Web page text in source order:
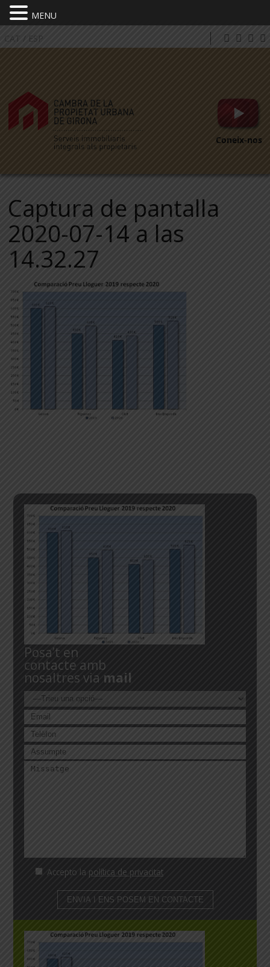
CAT / ESP
Coneix-nos
Captura de pantalla
2020-07-14 a las
14.32.27
Posa’t en
contacte amb
nosaltres via mail
Accepto la política de privacitat
MENU